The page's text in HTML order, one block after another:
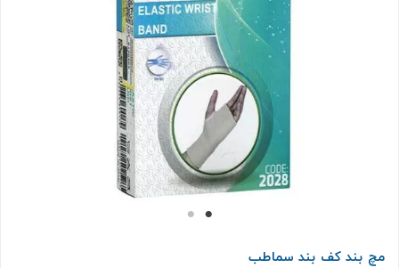
مچ بند کف بند سماطب